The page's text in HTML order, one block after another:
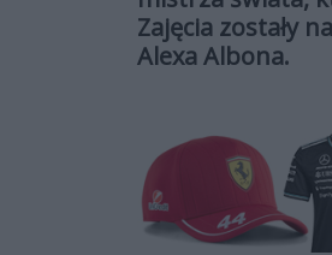
Zajęcia zostały
Alexa Albona.